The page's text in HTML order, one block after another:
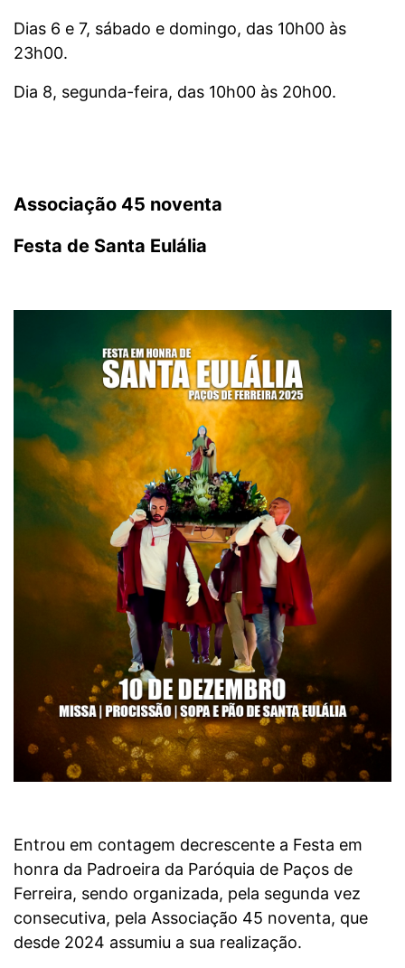
Dias 6 e 7, sábado e domingo, das 10h00 às
23h00.
Dia 8, segunda-feira, das 10h00 às 20h00.
Associação 45 noventa
Festa de Santa Eulália
Entrou em contagem decrescente a Festa em
honra da Padroeira da Paróquia de Paços de
Ferreira, sendo organizada, pela segunda vez
consecutiva, pela Associação 45 noventa, que
desde 2024 assumiu a sua realização.